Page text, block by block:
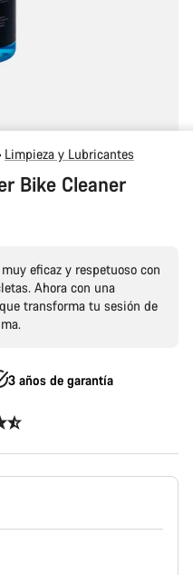
Limpieza y Lubricantes
Bike Cleaner
eficaz y respetuoso con
Ahora con una
transforma tu sesión de
3 años de garantía